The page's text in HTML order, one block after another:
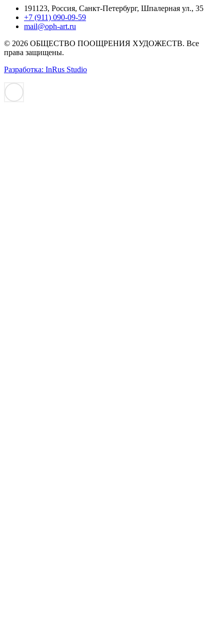
191123, Россия, Санкт-Петербург, Шпалерная ул., 35
+7 (911) 090-09-59
mail@oph-art.ru
© 2026 ОБЩЕСТВО ПООЩРЕНИЯ ХУДОЖЕСТВ. Все
права защищены.
Разработка: InRus Studio